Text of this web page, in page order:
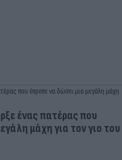
ένας πατέρας που
μάχη για τον γιο του